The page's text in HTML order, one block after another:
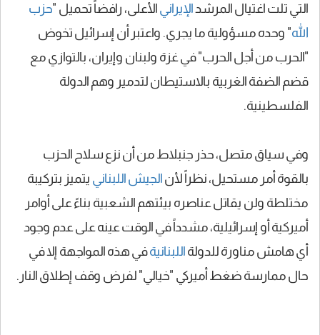
التي تلت اغتيال المرشد الإيراني الأعلى، رافضاً تحميل "حزب
الله" وحده مسؤولية ما يجري. واعتبر أن إسرائيل تخوض
"الحرب من أجل الحرب" في غزة ولبنان وإيران، بالتوازي مع
قضم الضفة الغربية بالاستيطان لتدمير وهم الدولة
الفلسطينية.
وفي سياق متصل، حذر جنبلاط من أن نزع سلاح الحزب
بالقوة أمر مستحيل، نظراً لأن الجيش اللبناني يتميز بتركيبة
مختلطة ولن يقاتل عناصره بيئتهم الشعبية بناءً على أوامر
أميركية أو إسرائيلية، مشدداً في الوقت عينه على عدم وجود
أي هامش مناورة للدولة اللبنانيةفي هذه المواجهة إلا في
حال ممارسة ضغط أميركي "خيالي" لفرض وقف إطلاق النار.